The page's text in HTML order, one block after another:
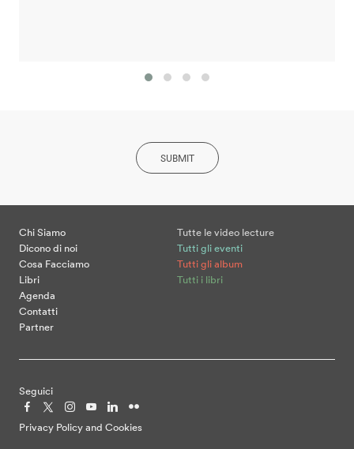
SUBMIT
Chi Siamo
Dicono di noi
Cosa Facciamo
Libri
Agenda
Contatti
Partner
Tutte le video lecture
Tutti gli eventi
Tutti gli album
Tutti i libri
Seguici
Privacy Policy and Cookies